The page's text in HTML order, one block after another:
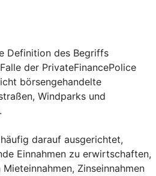
Definition des Begriffs
der PrivateFinancePolice
börsengehandelte
Windparks und
darauf ausgerichtet,
Einnahmen zu erwirtschaften,
Zinseinnahmen